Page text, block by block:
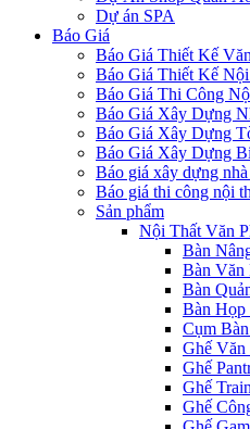
Dự án SPA
Báo Giá
Báo Giá Thiết Kế
Báo Giá Thiết Kế
Báo Giá Thi Công
Báo Giá Xây Dựng
Báo Giá Xây Dựng
Báo Giá Xây Dựng
Báo giá xây dựng
Báo giá thi công nội
Sản phẩm
Nội Thất Văn
Bàn
Bàn Văn
Bàn
Bàn Họp
Cụm
Ghế Văn
Ghế
Ghế
Ghế